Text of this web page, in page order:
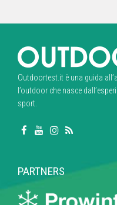
Outdoortest.it è una guida
l’outdoor che nasce
sport.
PARTNERS